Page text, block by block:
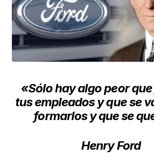
«Sólo hay algo peor
tus empleados y que se
formarlos y que se
Henry Ford